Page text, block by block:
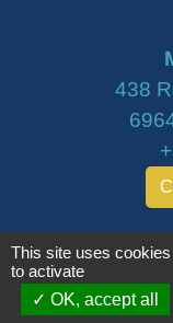
438
This site uses
to activate
OK, accept all